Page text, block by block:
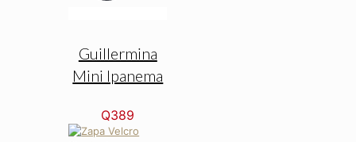
Guillermina
Mini Ipanema
Q389